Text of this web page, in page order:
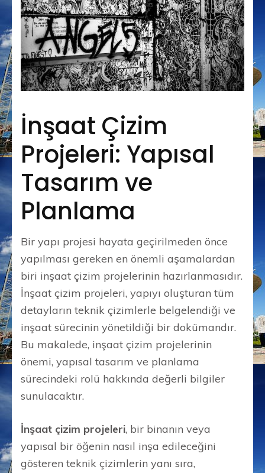
İnşaat Çizim
Projeleri: Yapısal
Tasarım ve
Planlama
Bir yapı projesi hayata geçirilmeden önce
yapılması gereken en önemli aşamalardan
biri inşaat çizim projelerinin hazırlanmasıdır.
İnşaat çizim projeleri, yapıyı oluşturan tüm
detayların teknik çizimlerle belgelendiği ve
inşaat sürecinin yönetildiği bir dokümandır.
Bu makalede, inşaat çizim projelerinin
önemi, yapısal tasarım ve planlama
sürecindeki rolü hakkında değerli bilgiler
sunulacaktır.
İnşaat çizim projeleri, bir binanın veya
yapısal bir öğenin nasıl inşa edileceğini
gösteren teknik çizimlerin yanı sıra,